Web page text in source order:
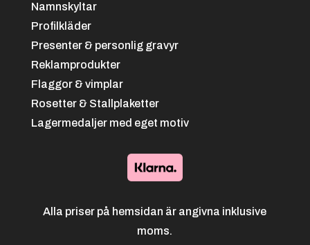
Namnskyltar
Profilkläder
Presenter & personlig gravyr
Reklamprodukter
Flaggor & vimplar
Rosetter & Stallplaketter
Lagermedaljer med eget motiv
Alla priser på hemsidan är angivna inklusive
moms.